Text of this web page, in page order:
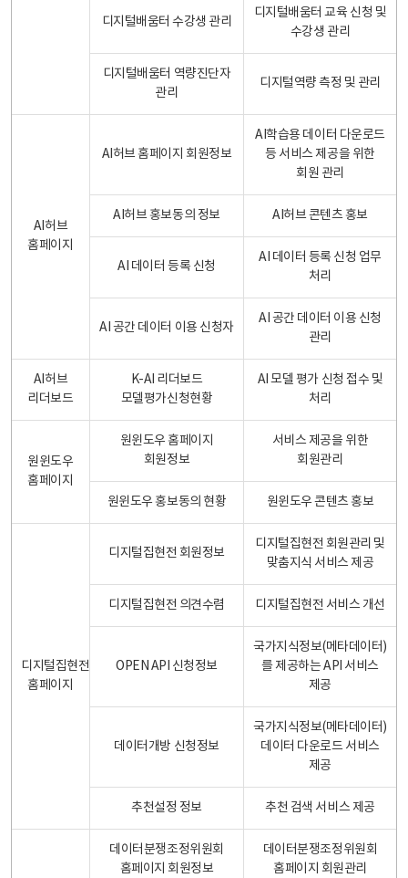
디지털배움터 수강생 관리
디지털배움터 교육 신청 및
수강생 관리
디지털배움터 역량진단자
관리
디지털역량 측정 및 관리
AI허브
홈페이지
AI허브 홈페이지 회원정보
AI학습용 데이터 다운로드
등 서비스 제공을 위한
회원 관리
AI허브 홍보동의 정보 AI허브 콘텐츠 홍보
AI 데이터 등록 신청
AI 데이터 등록 신청 업무
처리
AI 공간 데이터 이용 신청자
AI 공간 데이터 이용 신청
관리
AI허브
리더보드
K-AI 리더보드
모델평가신청현황
AI 모델 평가 신청 접수 및
처리
원윈도우
홈페이지
원윈도우 홈페이지
회원정보
서비스 제공을 위한
회원관리
원윈도우 홍보동의 현황 원윈도우 콘텐츠 홍보
디지털집현전
홈페이지
디지털집현전 회원정보
디지털집현전 회원관리 및
맞춤지식 서비스 제공
디지털집현전 의견수렴 디지털집현전 서비스 개선
OPEN API 신청정보
국가지식정보(메타데이터)
를 제공하는 API 서비스
제공
데이터개방 신청정보
국가지식정보(메타데이터)
데이터 다운로드 서비스
제공
추천설정 정보 추천 검색 서비스 제공
데이터분쟁조정위원회
홈페이지 회원정보
데이터분쟁조정위원회
홈페이지 회원관리